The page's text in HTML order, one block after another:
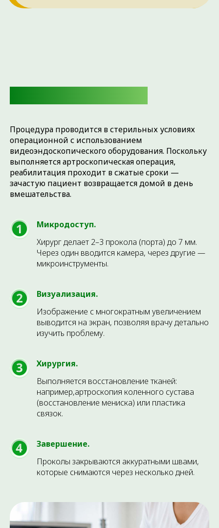
Процедура проводится в стерильных условиях
операционной с использованием
видеоэндоскопического оборудования. Поскольку
выполняется артроскопическая операция,
реабилитация проходит в сжатые сроки —
зачастую пациент возвращается домой в день
вмешательства.
Микродоступ.
Хирург делает 2–3 прокола (порта) до 7 мм.
Через один вводится камера, через другие —
микроинструменты.
Визуализация.
Изображение с многократным увеличением
выводится на экран, позволяя врачу детально
изучить проблему.
Хирургия.
Выполняется восстановление тканей:
например,артроскопия коленного сустава
(восстановление мениска) или пластика
связок.
Завершение.
Проколы закрываются аккуратными швами,
которые снимаются через несколько дней.
ЗАПИШИТЕСЬ НА
КОНСУЛЬТАЦИЮ ПРЯМО
СЕЙЧАС
Оставьте свои данные, и наш администратор
+7
Согласие на обработку
персональных данныхи принимаете